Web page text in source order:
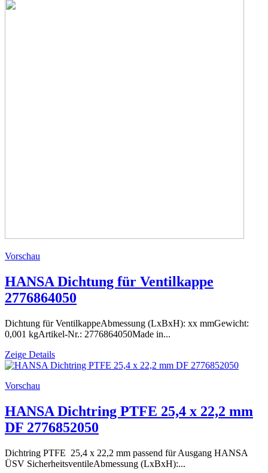
Vorschau
HANSA Dichtung für Ventilkappe
2776864050
Dichtung für VentilkappeAbmessung (LxBxH): xx mmGewicht:
0,001 kgArtikel-Nr.: 2776864050Made in...
Zeige Details
Vorschau
HANSA Dichtring PTFE 25,4 x 22,2 mm
DF 2776852050
Dichtring PTFE 25,4 x 22,2 mm passend für Ausgang HANSA
ÜSV SicherheitsventileAbmessung (LxBxH):...